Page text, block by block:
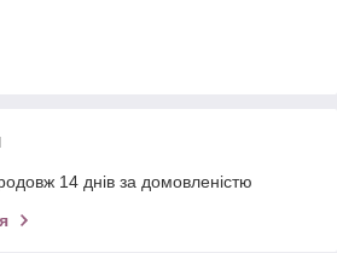
14 днів за домовленістю